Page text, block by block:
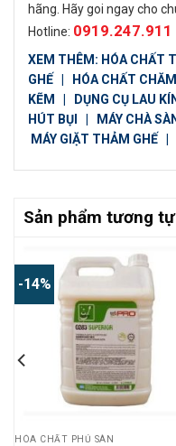
hãng. Hãy goi ngay cho
Hotline: 0919.247.911
XEM THÊM: HÓA CHẤT
GHẾ | HÓA CHẤT
KẼM
| DỤNG CỤ LAU
HÚT BỤI
| MÁY CHÀ
MÁY GIẶT THẢM GHẾ |
Sản phẩm tương tự
-14%
HÓA CHẤT PHỦ SÀN